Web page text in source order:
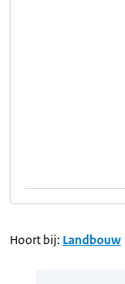
Hoort bij: Landbouw